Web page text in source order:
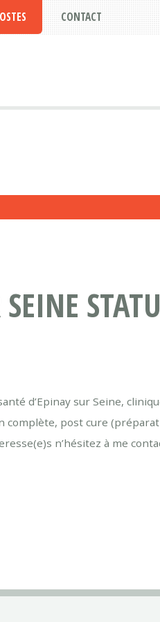
CONTACT
d’Epinay sur Seine,
post cure
n’hésitez à me